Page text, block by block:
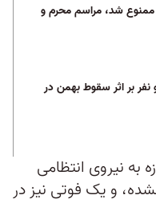
شد، مراسم محرم و
بر اثر سقوط بهمن در
«از فوتی‌ها ۶ جنازه به نیروی انتظامی
و یک فوتی نیز در